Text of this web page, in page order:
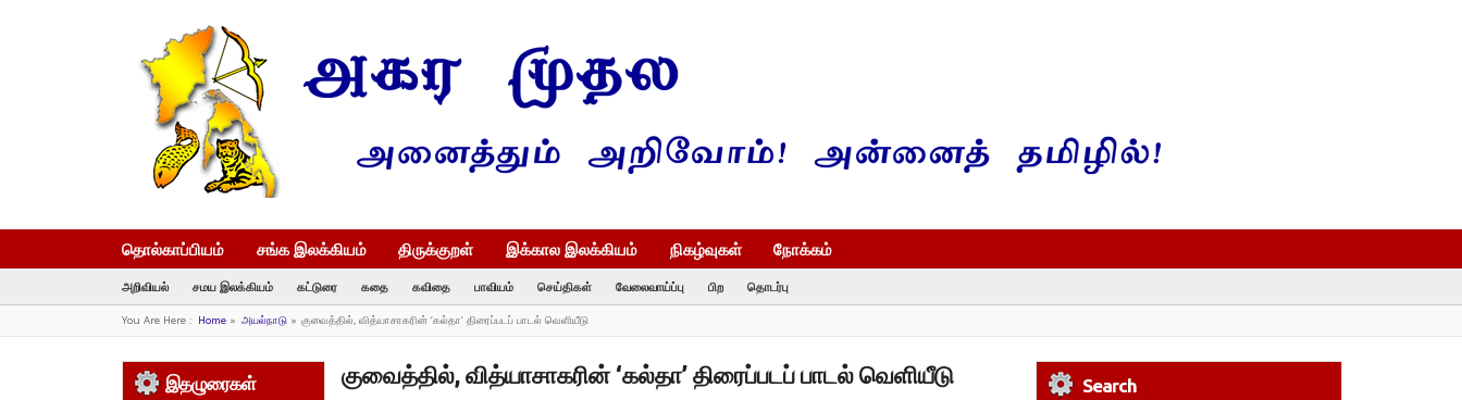
தொல்காப்பியம் சங்க இலக்கியம் திருக்குறள் இக்கால இலக்கியம் நிகழ்வுகள் நோக்கம்
அறிவியல் சமய இலக்கியம் கட்டுரை கதை கவிதை பாவியம் செய்திகள் வேலைவாய்ப்பு பிற தொடர்பு
You Are Here : Home» அயல்நாடு» குவைத்தில், வித்யாசாகரின் ‘கல்தா’ திரைப்படப் பாடல் வெளியீடு
குவைத்தில், வித்யாசாகரின் ‘கல்தா’ திரைப்படப் பாடல் வெளியீடு
இதழுரைகள் Search